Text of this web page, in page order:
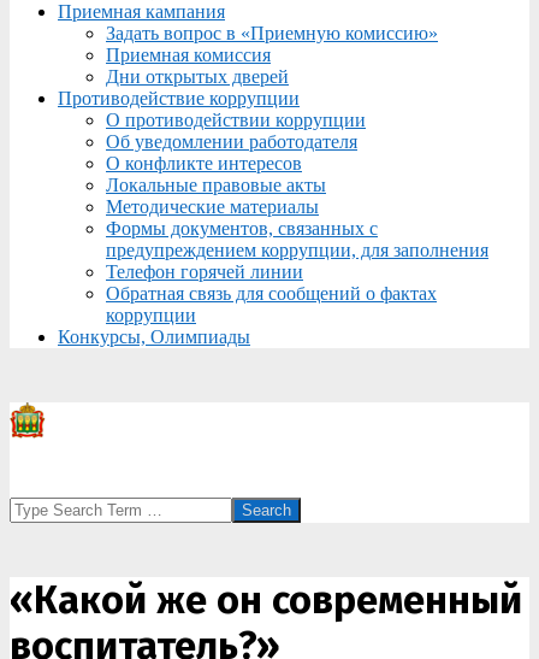
Приемная кампания
Задать вопрос в «Приемную комиссию»
Приемная комиссия
Дни открытых дверей
Противодействие коррупции
О противодействии коррупции
Об уведомлении работодателя
О конфликте интересов
Локальные правовые акты
Методические материалы
Формы документов, связанных с
предупреждением коррупции, для заполнения
Телефон горячей линии
Обратная связь для сообщений о фактах
коррупции
Конкурсы, Олимпиады
Search
«Какой же он современный
воспитатель?»